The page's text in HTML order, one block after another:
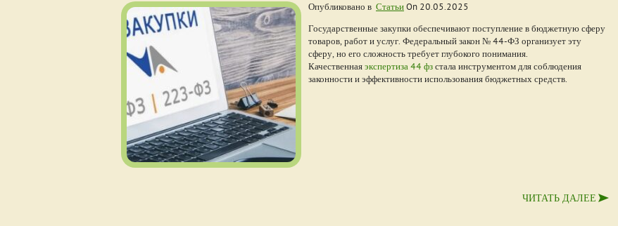
Опубликовано в СтатьиOn 20.05.2025
Государственные закупки обеспечивают поступление в бюджетную сферу
товаров, работ и услуг. Федеральный закон № 44-ФЗ организует эту
сферу, но его сложность требует глубокого понимания.
Качественнаяэкспертиза 44 фзстала инструментом для соблюдения
законности и эффективности использования бюджетных средств.
ЧИТАТЬ ДАЛЕЕ